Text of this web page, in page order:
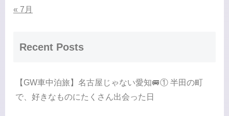
« 7月
Recent Posts
【GW車中泊旅】名古屋じゃない愛知🚐① 半田の町
で、好きなものにたくさん出会った日